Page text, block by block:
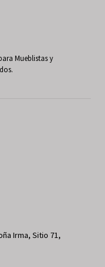
Mueblistas y
Irma, Sitio 71,